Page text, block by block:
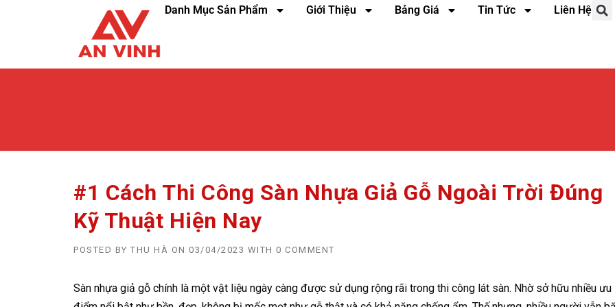
Danh Mục Sản Phẩm Giới Thiệu Bảng Giá Tin Tức Liên Hệ
#1 Cách Thi Công Sàn Nhựa Giả Gỗ Ngoài Trời Đúng
Kỹ Thuật Hiện Nay
POSTED BY THU HÀ ON 03/04/2023 WITH 0 COMMENT
Sàn nhựa giả gỗ chính là một vật liệu ngày càng được sử dụng rộng rãi trong thi công lát sàn. Nhờ sở hữu nhiều ưu